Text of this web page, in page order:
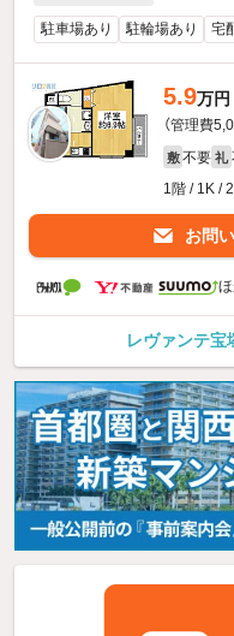
駐車場あり 駐輪場あり 宅
5.9万円
（管理費
敷 不要 礼
1階 / 1K /
お問
レヴァンテ宝